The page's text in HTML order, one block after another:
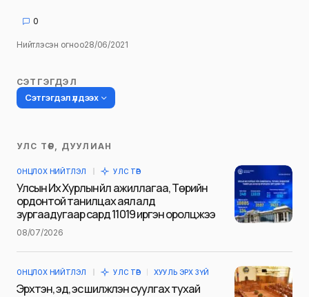
0
Нийтлэсэн огноо28/06/2021
СЭТГЭГДЭЛ
Сэтгэгдэл үлдээх
Таны имэйл хаягийг нийтлэхгүй.
тэмдэглэсэн
Name
УЛС ТӨР, ДУУЛИАН
ОНЦЛОХ НИЙТЛЭЛ УЛС ТӨР
Улсын Их Хурлын үйл ажиллагаа, Төрийн
ордонтой танилцах аялалд
зургаадугаар сард 11019 иргэн оролцжээ
08/07/2026
ОНЦЛОХ НИЙТЛЭЛ УЛС ТӨР ХУУЛЬ ЭРХ ЗҮЙ
Эрхтэн, эд, эс шилжүүлэн суулгах тухай